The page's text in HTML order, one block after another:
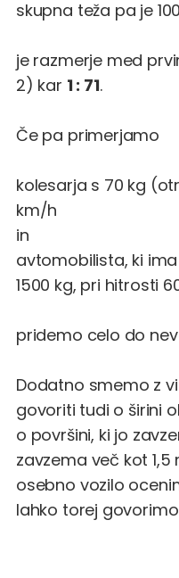
skupna teža pa je
je razmerje med
2) kar 1 : 71.
Če pa primerjamo
kolesarja s 70 kg
km/h
in
avtomobilista, ki
1500 kg, pri hitrosti
pridemo celo do
Dodatno smemo z
govoriti tudi o širini
o površini, ki jo
zavzema več kot
osebno vozilo
lahko torej govorimo